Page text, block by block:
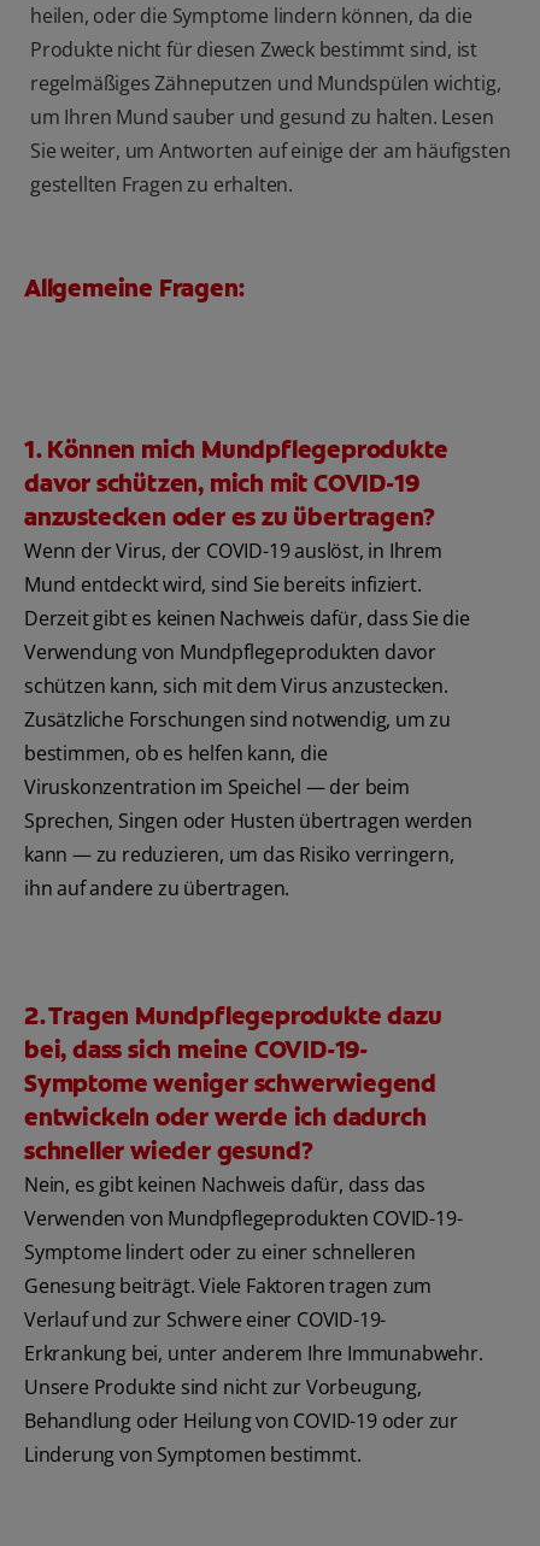
heilen, oder die Symptome lindern können, da die
Produkte nicht für diesen Zweck bestimmt sind, ist
regelmäßiges Zähneputzen und Mundspülen wichtig,
um Ihren Mund sauber und gesund zu halten. Lesen
Sie weiter, um Antworten auf einige der am häufigsten
gestellten Fragen zu erhalten.
Allgemeine Fragen:
1. Können mich Mundpflegeprodukte
davor schützen, mich mit COVID-19
anzustecken oder es zu übertragen?
Wenn der Virus, der COVID-19 auslöst, in Ihrem
Mund entdeckt wird, sind Sie bereits infiziert.
Derzeit gibt es keinen Nachweis dafür, dass Sie die
Verwendung von Mundpflegeprodukten davor
schützen kann, sich mit dem Virus anzustecken.
Zusätzliche Forschungen sind notwendig, um zu
bestimmen, ob es helfen kann, die
Viruskonzentration im Speichel — der beim
Sprechen, Singen oder Husten übertragen werden
kann — zu reduzieren, um das Risiko verringern,
ihn auf andere zu übertragen.
2. Tragen Mundpflegeprodukte dazu
bei, dass sich meine COVID-19-
Symptome weniger schwerwiegend
entwickeln oder werde ich dadurch
schneller wieder gesund?
Nein, es gibt keinen Nachweis dafür, dass das
Verwenden von Mundpflegeprodukten COVID-19-
Symptome lindert oder zu einer schnelleren
Genesung beiträgt. Viele Faktoren tragen zum
Verlauf und zur Schwere einer COVID-19-
Erkrankung bei, unter anderem Ihre Immunabwehr.
Unsere Produkte sind nicht zur Vorbeugung,
Behandlung oder Heilung von COVID-19 oder zur
Linderung von Symptomen bestimmt.